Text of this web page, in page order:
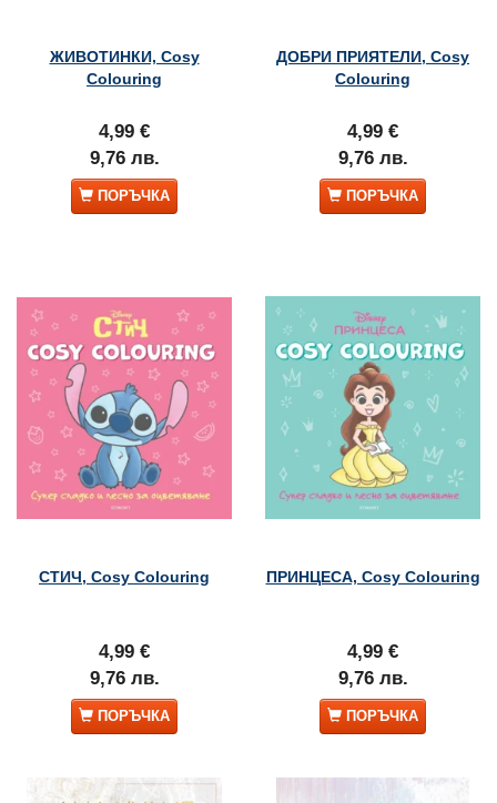
ЖИВОТИНКИ, Cosy
Colouring
4,99 €
9,76 лв.
ПОРЪЧКА
ДОБРИ ПРИЯТЕЛИ, Cosy
Colouring
4,99 €
9,76 лв.
ПОРЪЧКА
СТИЧ, Cosy Colouring
4,99 €
9,76 лв.
ПОРЪЧКА
ПРИНЦЕСА, Cosy Colouring
4,99 €
9,76 лв.
ПОРЪЧКА